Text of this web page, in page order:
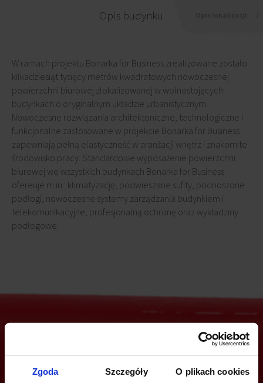
Zgoda Szczegóły O plikach cookies
Opis budynku
W ramach projektu Bonarka for Business zrealizowane zostało
kilkadziesiąt tysięcy metrów kwadratowych nowoczesnej
powierzchni biurowej zlokalizowanej w wolnostojących
budynkach o oryginalnym układzie urbanistycznym.
Nowoczesne rozwiązania architektoniczne, technologiczne i
funkcjonalne zastosowane w projekcie Bonarka for Business
zapewniają pełną elastyczność w aranżacji wnętrz i znakomite
środowisko pracy. Standardowe wyposażenie powierzchni
biurowej we wszystkich budynkach Bonarka for Business
ofereuje m.in.: klimatyzację, podwieszane sufity, podnoszone
podłogi, nowoczesne systemy zarządzania budynkiem i
telekomunikacyjne, profesjonalną ochronę oraz wykładziny
podłogowe.
Jesteś zainteresowany tą ofertą?